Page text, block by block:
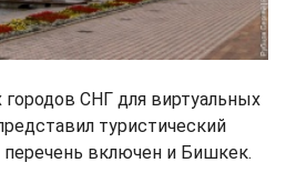
СНГ для виртуальных
туристический
перечень включен и Бишкек.